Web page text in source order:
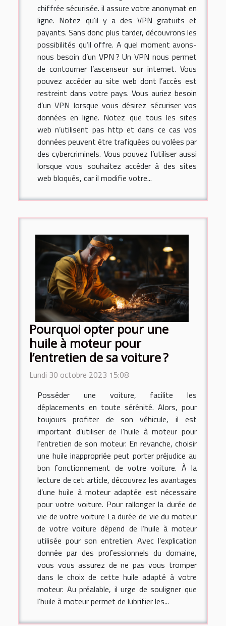
chiffrée sécurisée. il assure votre anonymat en
ligne. Notez qu’il y a des VPN gratuits et
payants. Sans donc plus tarder, découvrons les
possibilités qu’il offre. A quel moment avons-
nous besoin d’un VPN ? Un VPN nous permet
de contourner l’ascenseur sur internet. Vous
pouvez accéder au site web dont l’accès est
restreint dans votre pays. Vous auriez besoin
d’un VPN lorsque vous désirez sécuriser vos
données en ligne. Notez que tous les sites
web n’utilisent pas http et dans ce cas vos
données peuvent être trafiquées ou volées par
des cybercriminels. Vous pouvez l’utiliser aussi
lorsque vous souhaitez accéder à des sites
web bloqués, car il modifie votre...
Pourquoi opter pour une
huile à moteur pour
l’entretien de sa voiture ?
Lundi 30 octobre 2023 15:08
Posséder une voiture, facilite les
déplacements en toute sérénité. Alors, pour
toujours profiter de son véhicule, il est
important d’utiliser de l’huile à moteur pour
l’entretien de son moteur. En revanche, choisir
une huile inappropriée peut porter préjudice au
bon fonctionnement de votre voiture. À la
lecture de cet article, découvrez les avantages
d’une huile à moteur adaptée est nécessaire
pour votre voiture. Pour rallonger la durée de
vie de votre voiture La durée de vie du moteur
de votre voiture dépend de l’huile à moteur
utilisée pour son entretien. Avec l’explication
donnée par des professionnels du domaine,
vous vous assurez de ne pas vous tromper
dans le choix de cette huile adapté à votre
moteur. Au préalable, il urge de souligner que
l’huile à moteur permet de lubrifier les...